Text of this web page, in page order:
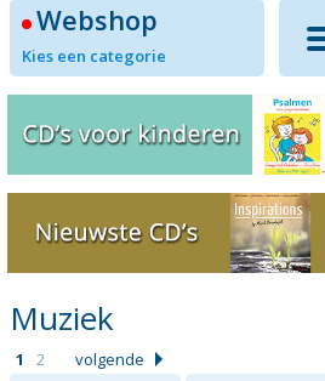
Webshop
Kies een categorie
Muziek
1 2
volgende